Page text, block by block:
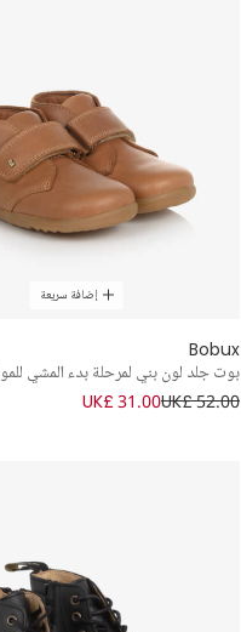
إضافة سريعة
Bobux
بوت جلد لون بني لمرحلة بدء المشي
UK£ 52.00
UK£ 31.00